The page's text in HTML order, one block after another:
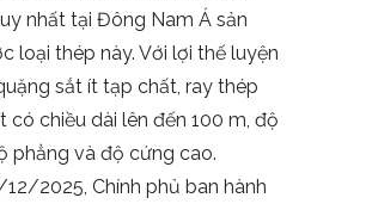
nhất tại Đông Nam Á sản
loại thép này. Với lợi thế luyện
sắt ít tạp chất, ray thép
có chiều dài lên đến 100 m, độ
phẳng và độ cứng cao.
12/2025, Chính phủ ban hành